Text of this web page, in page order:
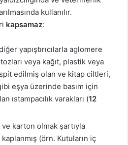
kullanılır.
kapsamaz:
yapıştırıcılarla aglomere
veya kağıt, plastik veya
edilmiş olan ve kitap ciltleri,
eşya üzerinde basım için
ıstampacılık varakları (12
ve karton olmak şartıyla
(örn. Kutuların iç